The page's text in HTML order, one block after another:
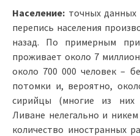
Население: точных данных
перепись населения
назад. По примерным
проживает около 7
около 700 000 человек –
потомки и, вероятно,
сирийцы (многие из них
Ливане нелегально и
количество иностранных